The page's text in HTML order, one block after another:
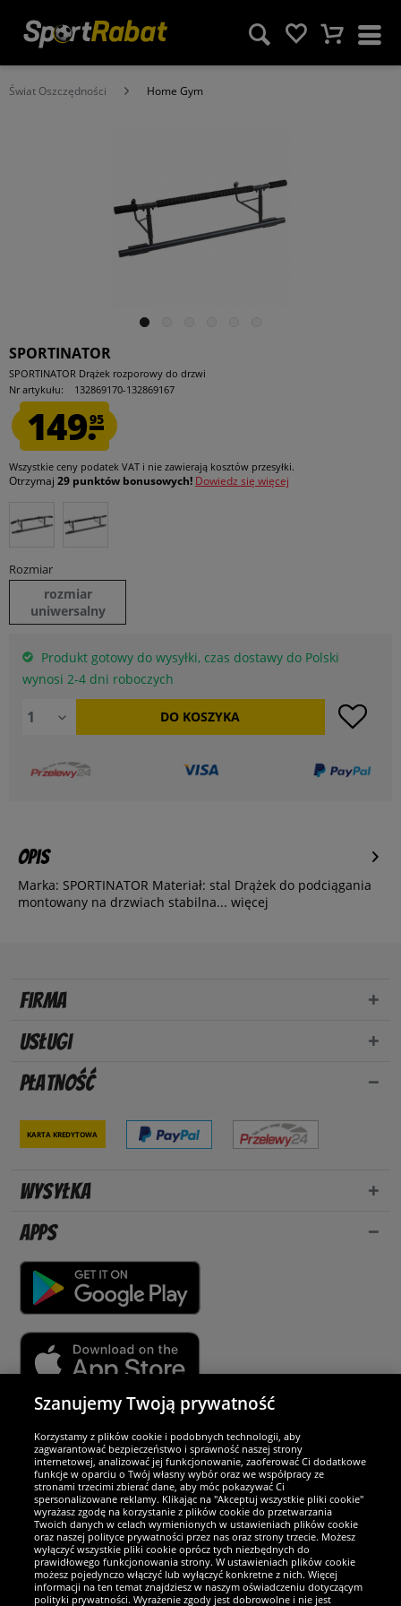
Świat Oszczędności Home Gym
SPORTINATOR
SPORTINATOR Drążek rozporowy do drzwi
Nr artykułu:
132869170-132869167
149.95
Wszystkie ceny podatek VAT i nie zawierają kosztów przesyłki.
Otrzymaj 29 punktów bonusowych! Dowiedz się więcej
Rozmiar
rozmiar
uniwersalny
Produkt gotowy do wysyłki, czas dostawy do Polski
wynosi 2-4 dni roboczych
DO KOSZYKA
Opis
Marka: SPORTINATOR Materiał: stal Drążek do podciągania
montowany na drzwiach stabilna... więcej
Firma
Usługi
Płatność
Karta kredytowa
Wysyłka
Apps
Partnerzy i bezpieczeństwo
Jesteśmy wyjątkowi
Szanujemy Twoją prywatność
Korzystamy z plików cookie i podobnych technologii, aby
zagwarantować bezpieczeństwo i sprawność naszej strony
internetowej, analizować jej funkcjonowanie, zaoferować Ci dodatkowe
funkcje w oparciu o Twój własny wybór oraz we współpracy ze
stronami trzecimi zbierać dane, aby móc pokazywać Ci
spersonalizowane reklamy. Klikając na "Akceptuj wszystkie pliki cookie"
wyrażasz zgodę na korzystanie z plików cookie do przetwarzania
Twoich danych w celach wymienionych w ustawieniach plików cookie
oraz naszej polityce prywatności przez nas oraz strony trzecie. Możesz
wyłączyć wszystkie pliki cookie oprócz tych niezbędnych do
prawidłowego funkcjonowania strony. W ustawieniach plików cookie
możesz pojedynczo włączyć lub wyłączyć konkretne z nich. Więcej
informacji na ten temat znajdziesz w naszym oświadczeniu dotyczącym
polityki prywatności. Wyrażenie zgody jest dobrowolne i nie jest